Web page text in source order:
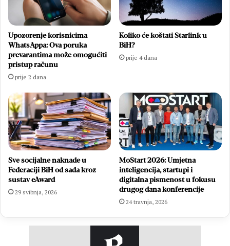
Upozorenje korisnicima
WhatsAppa: Ova poruka
prevarantima može omogućiti
pristup računu
prije 2 dana
Koliko će koštati Starlink u
BiH?
prije 4 dana
Sve socijalne naknade u
Federaciji BiH od sada kroz
sustav eAward
29 svibnja, 2026
MoStart 2026: Umjetna
inteligencija, startupi i
digitalna pismenost u fokusu
drugog dana konferencije
24 travnja, 2026